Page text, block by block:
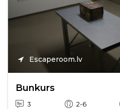
Escaperoom.lv
Bunkurs
3 2-6